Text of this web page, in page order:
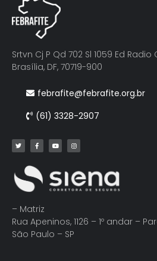
Srtvn Cj P Qd 702 Sl 1059 Ed
Brasília, DF, 70719-900
febrafite@febrafite.org.br
(61) 3328-2907
– Matriz
Rua Apeninos, 1126 – 1º andar –
São Paulo – SP